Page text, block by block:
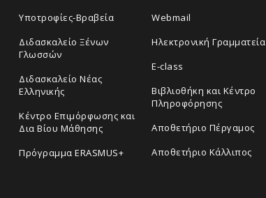
Yποτροφίες-Βραβεία
Διδασκαλείο Ξένων
Γλωσσών
Διδασκαλείο Νέας
Ελληνικής
Κέντρο Επιμόρφωσης και
Δια Βίου Μάθησης
Πρόγραμμα ERASMUS+
Webmail
Ηλεκτρονική Γραμματεία
E-class
Βιβλιοθήκη και Κέντρο
Πληροφόρησης
Aποθετήριο Πέργαμος
Αποθετήριο Κάλλιπος